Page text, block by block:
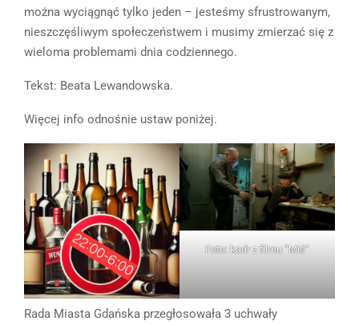
można wyciągnąć tylko jeden – jesteśmy sfrustrowanym,
nieszczęśliwym społeczeństwem i musimy zmierzać się z
wieloma problemami dnia codziennego.
Tekst: Beata Lewandowska.
Więcej info odnośnie ustaw poniżej.
Foto: kadr z filmu “Miś”
Rada Miasta Gdańska przegłosowała 3 uchwały